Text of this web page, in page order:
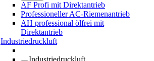
AF Profi mit Direktantrieb
Professioneller AC-Riemenantrieb
AH professional ölfrei mit
Direktantrieb
Industriedruckluft
Industriedruckluft